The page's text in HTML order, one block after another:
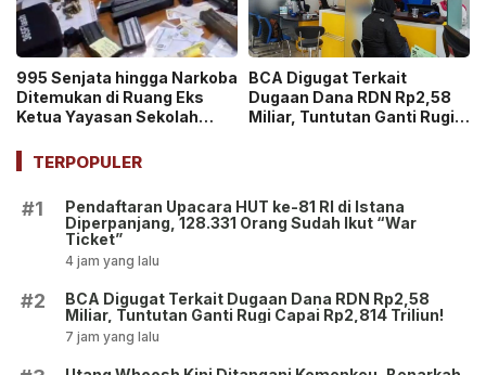
995 Senjata hingga Narkoba
Ditemukan di Ruang Eks
Ketua Yayasan Sekolah
Ekskul Menembak!
BCA Digugat Terkait
Dugaan Dana RDN Rp2,58
Miliar, Tuntutan Ganti Rugi
TERPOPULER
#1
Pendaftaran Upacara HUT ke-81 RI di Istana
Diperpanjang, 128.331 Orang Sudah Ikut “War
Ticket”
4 jam yang lalu
#2
BCA Digugat Terkait Dugaan Dana RDN Rp2,58
Miliar, Tuntutan Ganti Rugi Capai Rp2,814 Triliun!
7 jam yang lalu